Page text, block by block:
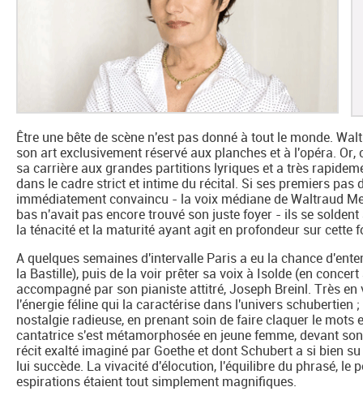
Être une bête de scène n'est pas donné à tout le monde.
son art exclusivement réservé aux planches et à l'opéra.
sa carrière aux grandes partitions lyriques et a très
dans le cadre strict et intime du récital. Si ses premiers pas
immédiatement convaincu - la voix médiane de Waltraud
bas n'avait pas encore trouvé son juste foyer - ils se
la ténacité et la maturité ayant agit en profondeur sur cette
A quelques semaines d'intervalle Paris a eu la chance
la Bastille), puis de la voir prêter sa voix à Isolde (en
accompagné par son pianiste attitré, Joseph Breinl. Très
l'énergie féline qui la caractérise dans l'univers schubertien
nostalgie radieuse, en prenant soin de faire claquer le mots
cantatrice s'est métamorphosée en jeune femme, devant
récit exalté imaginé par Goethe et dont Schubert a si bien
lui succède. La vivacité d'élocution, l'équilibre du phrasé, le
espirations étaient tout simplement magnifiques.